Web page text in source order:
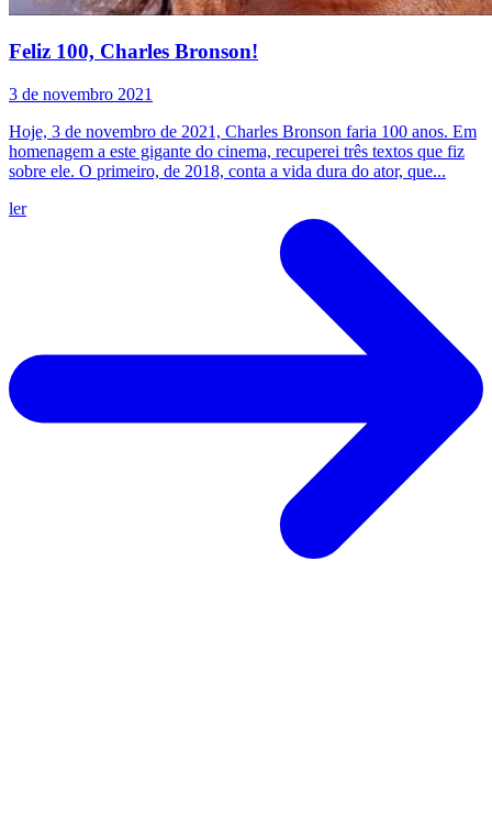
Feliz 100, Charles Bronson!
3 de novembro 2021
Hoje, 3 de novembro de 2021, Charles Bronson faria 100 anos. Em
homenagem a este gigante do cinema, recuperei três textos que fiz
sobre ele. O primeiro, de 2018, conta a vida dura do ator, que...
ler